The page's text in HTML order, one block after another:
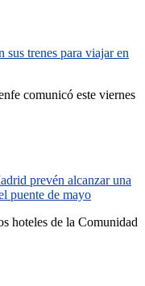
sus trenes para viajar en
comunicó este viernes
prevén alcanzar una
puente de mayo
de la Comunidad